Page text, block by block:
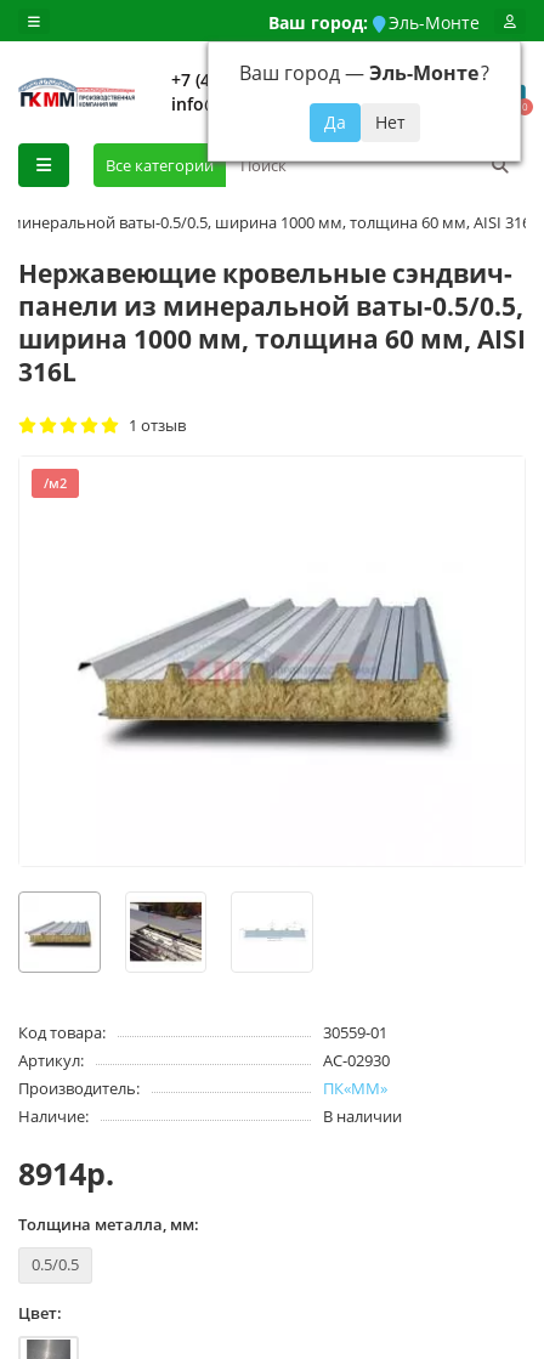
Ваш город: Эль-Монте
Ваш город —Эль-Монте?
+7 (499) 648-92-94
info@evroshtaketnikmoskva.ru
0
Все категории
ваты-0.5/0.5, ширина 1000 мм, толщина 60 мм, AISI 316L
Нержавеющие кровельные сэндвич-
панели из минеральной ваты-0.5/0.5,
ширина 1000 мм, толщина 60 мм, AISI
316L
1 отзыв
/м2
Код товара:
30559-01
Артикул:
AC-02930
Производитель:
ПК«ММ»
Наличие:
В наличии
8914р.
Толщина металла, мм:
0.5/0.5
Цвет: